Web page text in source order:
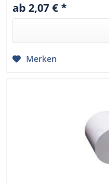
ab 2,07 € *
Merken